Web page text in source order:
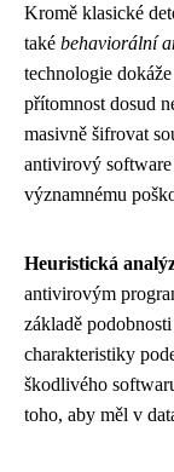
Kromě klasické
také behaviorální
technologie
přítomnost dosud
masivně šifrovat
antivirový
významnému
Heuristická
antivirovým
základě
charakteristiky
škodlivého
toho, aby měl v